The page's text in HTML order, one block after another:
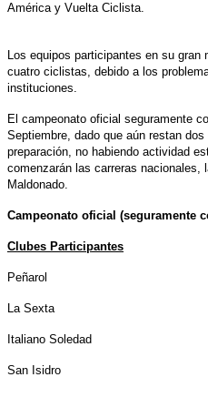
América y
Los equipos participantes en su
cuatro ciclistas, debido a los
El campeonato oficial seguramente
Septiembre, dado que aún restan
preparación, no habiendo actividad
comenzarán las carreras nacionales,
Maldonado.
Campeonato oficial (seguramente
Clubes Participantes
Peñarol
La Sexta
Italiano Soledad
San Isidro